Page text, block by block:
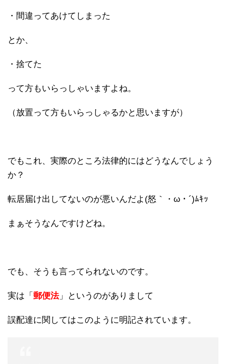
・間違ってあけてしまった
とか、
・捨てた
って方もいらっしゃいますよね。
（放置って方もいらっしゃるかと思いますが）
でもこれ、実際のところ法律的にはどうなんでしょう
か？
転居届け出してないのが悪いんだよ(怒｀・ω・´)ﾑｷｯ
まぁそうなんですけどね。
でも、そうも言ってられないのです。
実は「 郵便法」というのがありまして
誤配達に関してはこのように明記されています。